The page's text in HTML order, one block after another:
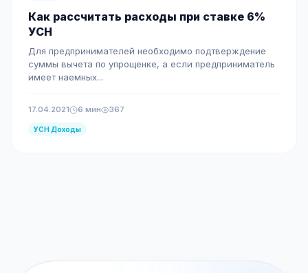
Как рассчитать расходы при ставке 6%
УСН
Для предпринимателей необходимо подтверждение
суммы вычета по упрощенке, а если предприниматель
имеет наемных...
17.04.2021 6 мин 367
УСН Доходы